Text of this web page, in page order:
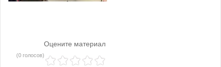
Оцените материал
(0 голосов)